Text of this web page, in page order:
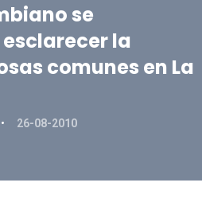
se
la
comunes en La
26-08-2010